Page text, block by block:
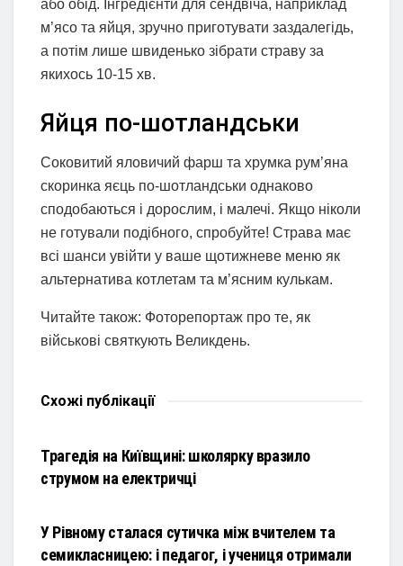
або обід. Інгредієнти для сендвіча, наприклад
м’ясо та яйця, зручно приготувати заздалегідь,
а потім лише швиденько зібрати страву за
якихось 10-15 хв.
Яйця по-шотландськи
Соковитий яловичий фарш та хрумка рум’яна
скоринка яєць по-шотландськи однаково
сподобаються і дорослим, і малечі. Якщо ніколи
не готували подібного, спробуйте! Страва має
всі шанси увійти у ваше щотижневе меню як
альтернатива котлетам та м’ясним кулькам.
Читайте також: Фоторепортаж про те, як
військові святкують Великдень.
Схожі публікації
Трагедія на Київщині: школярку вразило
струмом на електричці
У Рівному сталася сутичка між вчителем та
семикласницею: і педагог, і учениця отримали